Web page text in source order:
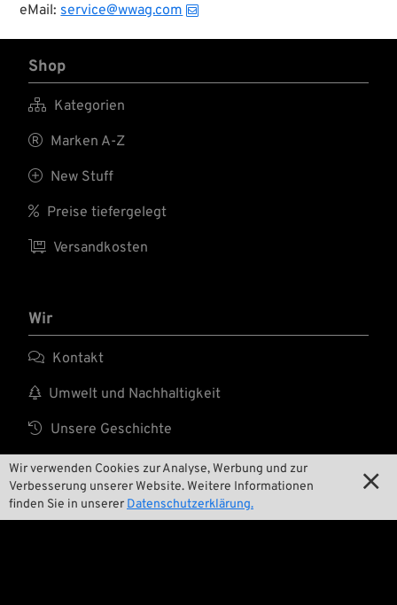
Wir verwenden Cookies zur Analyse, Werbung und zur
Verbesserung unserer Website. Weitere Informationen
finden Sie in unserer Datenschutzerklärung.

eMail:service@wwag.com
Shop
 Kategorien
 Marken A-Z
 New Stuff
 Preise tiefergelegt
 Versandkosten
Wir
 Kontakt
 Umwelt und Nachhaltigkeit
 Unsere Geschichte
 Wrecking Crew